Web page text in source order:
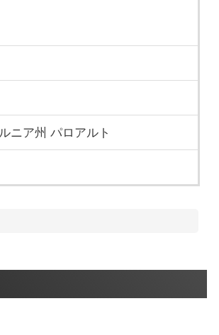
ニア州 パロアルト